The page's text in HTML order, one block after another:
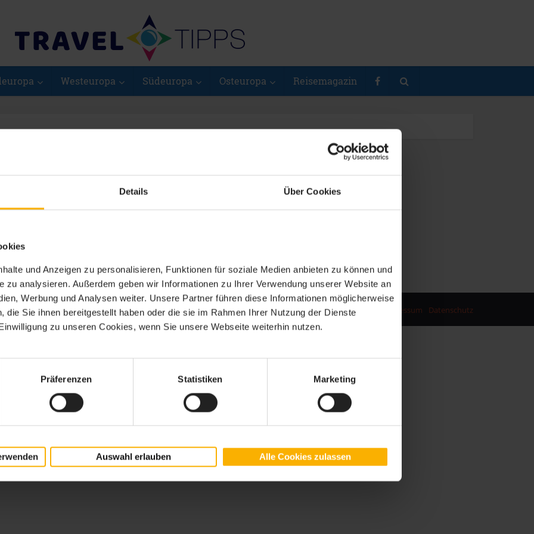
Details Über Cookies
und Anzeigen zu personalisieren, Funktionen für soziale Medien anbieten zu können und
zu analysieren. Außerdem geben wir Informationen zu Ihrer Verwendung unserer Website an
Werbung und Analysen weiter. Unsere Partner führen diese Informationen möglicherweise
die Sie ihnen bereitgestellt haben oder die sie im Rahmen Ihrer Nutzung der Dienste
zu unseren Cookies, wenn Sie unsere Webseite weiterhin nutzen.
Präferenzen Statistiken Marketing
Auswahl erlauben Alle Cookies zulassen
Westeuropa Südeuropa Osteuropa Reisemagazin
- Vimmerby
Impressum Datenschutz